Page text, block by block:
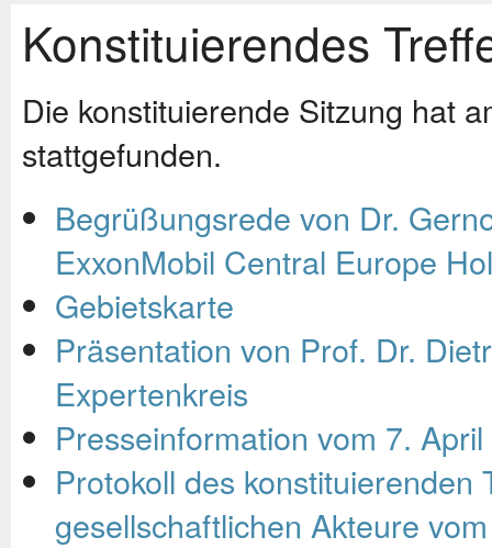
Konstituierendes
Die konstituierende Sitzung hat
stattgefunden.
Begrüßungsrede von Dr.
ExxonMobil Central Europe
Gebietskarte
Präsentation von Prof. Dr.
Expertenkreis
Presseinformation vom 7.
Protokoll des
gesellschaftlichen Akteure